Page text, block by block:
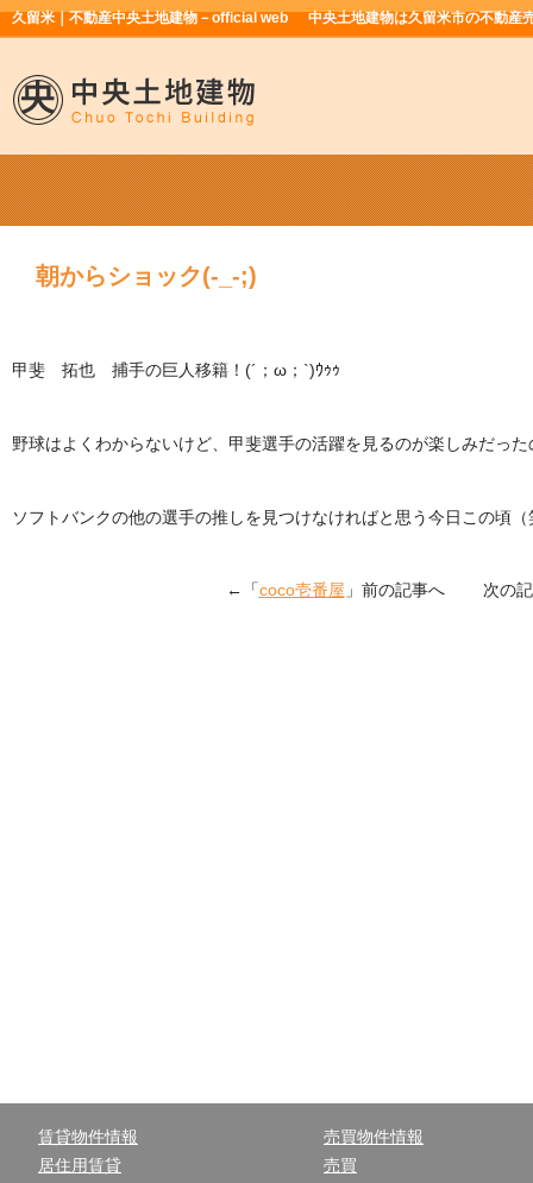
久留米｜不動産中央土地建物－official web 中央土地建物は久留米市の不動産
朝からショック(-_-;)
甲斐 拓也 捕手の巨人移籍！(´；ω；`)ｳｩｩ
野球はよくわからないけど、甲斐選手の活躍を見るのが楽しみだっ
ソフトバンクの他の選手の推しを見つけなければと思う今日この頃（
←「coco壱番屋 」前の記事へ 次の記
賃貸物件情報
居住用賃貸
売買物件情報
売買